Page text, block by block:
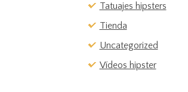
Tatuajes hipsters
Tienda
Uncategorized
Vídeos hipster